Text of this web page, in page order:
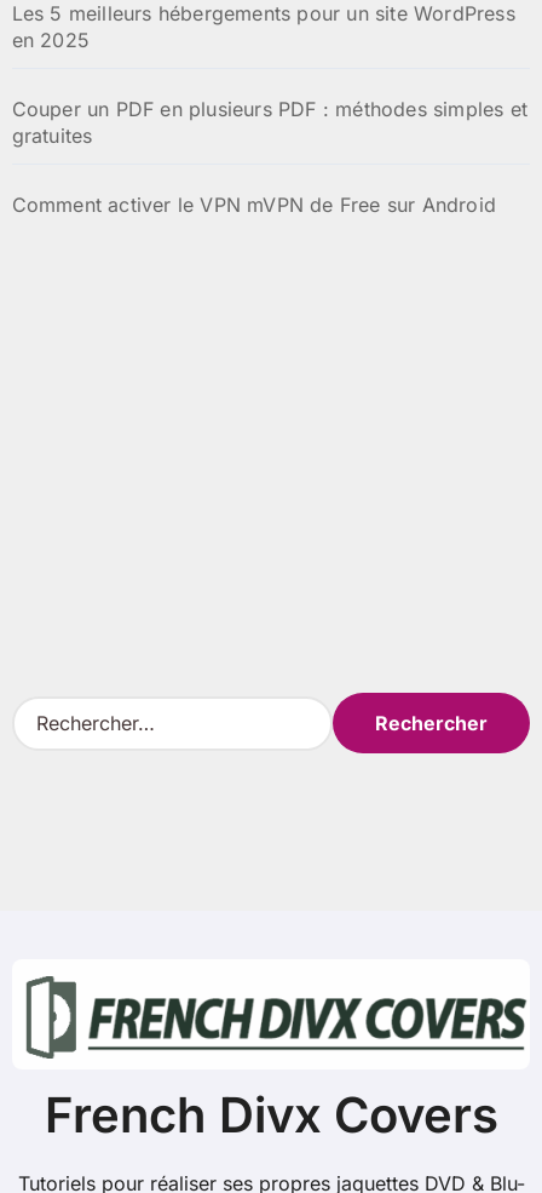
Les 5 meilleurs hébergements pour un site WordPress
en 2025
Couper un PDF en plusieurs PDF : méthodes simples et
gratuites
Comment activer le VPN mVPN de Free sur Android
R
e
French Divx Covers
Tutoriels pour réaliser ses propres jaquettes DVD & Blu-